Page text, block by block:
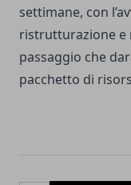
settimane, con
ristrutturazione e
passaggio che
pacchetto di